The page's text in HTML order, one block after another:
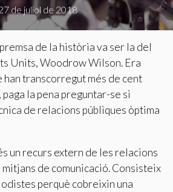
de juliol de 2018
de la història va ser la del
Units, Woodrow Wilson. Era
han transcorregut més de cent
la pena preguntar-se si
de relacions públiques òptima
un recurs extern de les relacions
de comunicació. Consisteix
perquè cobreixin una